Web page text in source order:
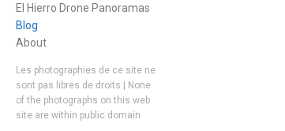
El Hierro Drone Panoramas
Blog
About
Les photographies de ce site ne
sont pas libres de droits | None
of the photographs on this web
site are within public domain